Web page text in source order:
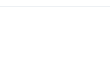
Movimento dell'orologio